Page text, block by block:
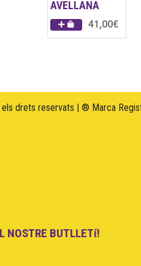
AVELLANA
41,00€
drets reservats | ® Marca
NOSTRE BUTLLETí!